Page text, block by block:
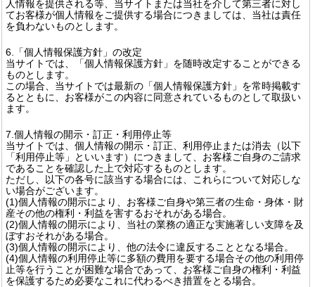
人情報を提供される等、当サイトまたは当社を介して第三者に対し
てお客様が個人情報をご提供する場合につきましては、当社は責任
を負わないものとします。
6.「個人情報保護方針」の改定
当サイトでは、「個人情報保護方針」を随時改定することができる
ものとします。
この場合、当サイトでは最新の「個人情報保護方針」を常時掲載す
るとともに、お客様がこの内容に同意されているものとして取扱い
ます。
7.個人情報の開示・訂正・利用停止等
当サイトでは、個人情報の開示・訂正、利用停止または消去（以下
「利用停止等」といいます）につきまして、お客様ご自身のご請求
であることを確認した上で対応するものとします。
ただし、以下の各号に該当する場合には、これらについて対応しな
い場合がございます。
(1)個人情報の開示により、お客様ご自身や第三者の生命・身体・財
産その他の権利・利益を害するおそれがある場合。
(2)個人情報の開示により、当社の業務の適正な実施著しい支障を及
ぼすおそれがある場合。
(3)個人情報の開示により、他の法令に違反することとなる場合。
(4)個人情報の利用停止等に多額の費用を要する場合その他の利用停
止等を行うことが困難な場合であって、お客様ご自身の権利・利益
を保護するため必要なこれに代わるべき措置をとる場合。